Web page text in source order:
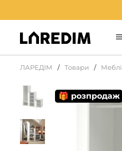
ЛАРЕДІМ Товари Меблі
🎁 розпродаж